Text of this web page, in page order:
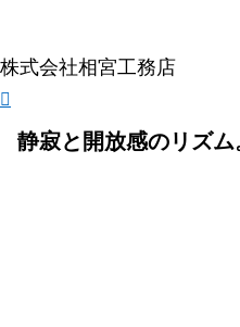
株式会社相宮工務店
静寂と開放感のリズ